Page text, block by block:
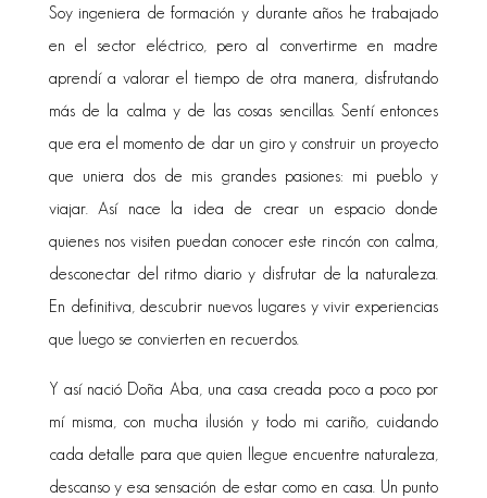
Soy ingeniera de formación y durante años he trabajado
en el sector eléctrico, pero al convertirme en madre
aprendí a valorar el tiempo de otra manera, disfrutando
más de la calma y de las cosas sencillas. Sentí entonces
que era el momento de dar un giro y construir un proyecto
que uniera dos de mis grandes pasiones: mi pueblo y
viajar. Así nace la idea de crear un espacio donde
quienes nos visiten puedan conocer este rincón con calma,
desconectar del ritmo diario y disfrutar de la naturaleza.
En definitiva, descubrir nuevos lugares y vivir experiencias
que luego se convierten en recuerdos.
Y así nació Doña Aba, una casa creada poco a poco por
mí misma, con mucha ilusión y todo mi cariño, cuidando
cada detalle para que quien llegue encuentre naturaleza,
descanso y esa sensación de estar como en casa. Un punto